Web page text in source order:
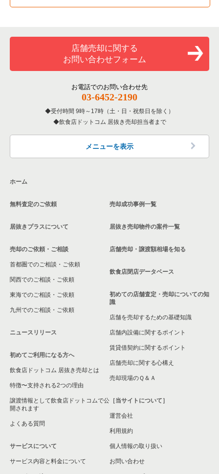
洋食の居抜き売却物件の案件一覧
その他の居抜き売却物件の案件一覧
大阪市東住吉区の飲食店の居抜き売却物件の案件一覧
門真市の飲食店の居抜き売却物件の案件一覧
大阪市天王寺区の飲食店の居抜き売却物件の案件一覧
高石市の飲食店の居抜き売却物件の案件一覧
大阪市鶴見区の飲食店の居抜き売却物件の案件一覧
大阪市浪速区の飲食店の居抜き売却物件の案件一覧
八尾市の飲食店の居抜き売却物件の案件一覧
大東市の飲食店の居抜き売却物件の案件一覧
箕面市の飲食店の居抜き売却物件の案件一覧
大阪市淀川区の飲食店の居抜き売却物件の案件一覧
大阪市東成区の飲食店の居抜き売却物件の案件一覧
大阪市城東区の飲食店の居抜き売却物件の案件一覧
大阪市旭区の飲食店の居抜き売却物件の案件一覧
和泉市の飲食店の居抜き売却物件の案件一覧
池田市の飲食店の居抜き売却物件の案件一覧
大阪市大正区の飲食店の居抜き売却物件の案件一覧
大阪府のバーの居抜き売却物件の案件一覧
大阪府の居酒屋・ダイニングバーの居抜き売却物件の案件一覧
大阪府の和食の居抜き売却物件の案件一覧
大阪府の洋食の居抜き売却物件の案件一覧
大阪府のその他の居抜き売却物件の案件一覧
店舗売却に関する
お問い合わせフォーム
お電話でのお問い合わせ先
03-6452-2190
受付時間 9時～17時（土・日・祝祭日を除く）
飲食店ドットコム 居抜き売却担当者まで
メニューを表示
ホーム
無料査定のご依頼
居抜きプラスについて
売却のご依頼・ご相談
首都圏でのご相談・ご依頼
関西でのご相談・ご依頼
東海でのご相談・ご依頼
九州でのご相談・ご依頼
ニュースリリース
初めてご利用になる方へ
飲食店ドットコム 居抜き売却とは
特徴〜支持される2つの理由
譲渡情報として飲食店ドットコムで公
開されます
よくある質問
サービスについて
サービス内容と料金について
売却成功事例一覧
居抜き売却物件の案件一覧
店舗売却・譲渡額相場を知る
飲食店閉店データベース
初めての店舗査定・売却についての知
識
店舗を売却するための基礎知識
店舗内設備に関するポイント
賃貸借契約に関するポイント
店舗売却に関する心構え
売却現場のＱ＆Ａ
［当サイトについて］
運営会社
利用規約
個人情報の取り扱い
お問い合わせ